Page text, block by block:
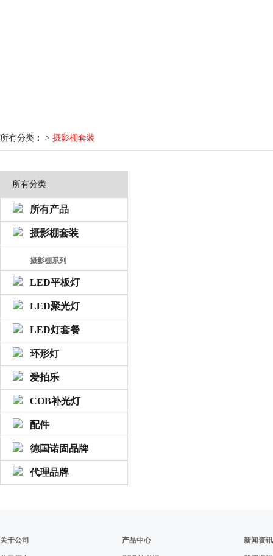
所有分类： > 摄影棚套装
所有分类
所有产品
摄影棚套装
摄影棚系列
LED平板灯
LED聚光灯
LED灯套餐
环形灯
爱拍乐
COB补光灯
配件
德国诺固品牌
代理品牌
关于公司 产品中心 新闻资讯